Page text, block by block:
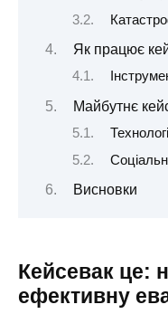
Як працює
Майбутнє
Висновки
Кейсевак це:
ефективну